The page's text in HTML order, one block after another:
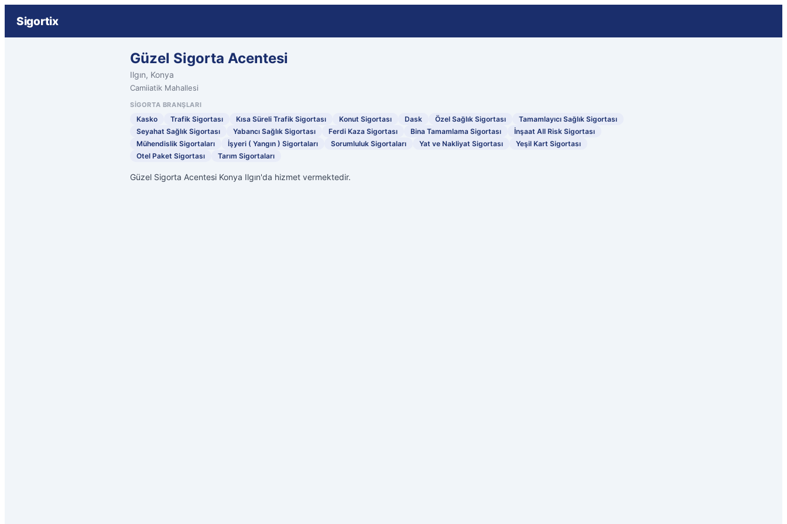
Sigortix
Güzel Sigorta Acentesi
Ilgın, Konya
Camiiatik Mahallesi
SIGORTA BRANŞLARI
Kasko Trafik Sigortası Kısa Süreli Trafik Sigortası Konut Sigortası Dask Özel Sağlık Sigortası
Tamamlayıcı Sağlık Sigortası
Seyahat Sağlık Sigortası
Yabancı Sağlık Sigortası Ferdi Kaza Sigortası Bina Tamamlama Sigortası
İnşaat All Risk Sigortası
Mühendislik Sigortaları
İşyeri ( Yangın ) Sigortaları Sorumluluk Sigortaları Yat ve Nakliyat Sigortası
Yeşil Kart Sigortası
Otel Paket Sigortası
Tarım Sigortaları
Güzel Sigorta Acentesi Konya Ilgın'da hizmet vermektedir.